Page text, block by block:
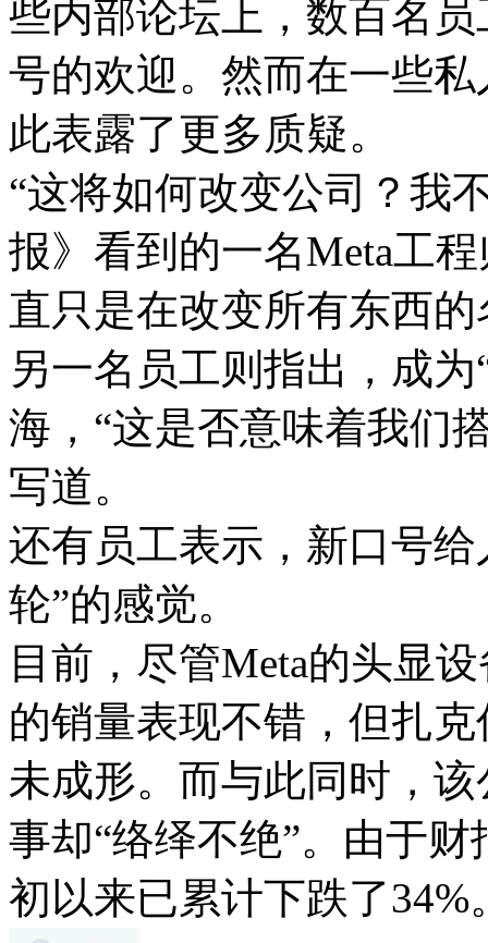
些内部论坛上，数百名
号的欢迎。然而在一些
此表露了更多质疑。
“这将如何改变公司？我
报》看到的一名Meta工
直只是在改变所有东西
另一名员工则指出，成为
海，“这是否意味着我们
写道。
还有员工表示，新口号
轮”的感觉。
目前，尽管Meta的头显
的销量表现不错，但扎
未成形。而与此同时，
事却“络绎不绝”。由于
初以来已累计下跌了34%